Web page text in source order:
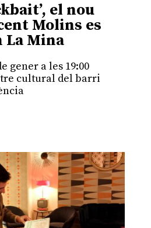
el nou
Molins es
La Mina
gener a les 19:00
cultural del barri